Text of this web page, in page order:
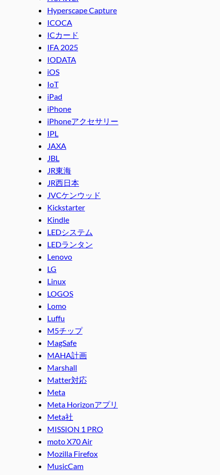
Hyperscape Capture
ICOCA
ICカード
IFA 2025
IODATA
iOS
IoT
iPad
iPhone
iPhoneアクセサリー
IPL
JAXA
JBL
JR東海
JR西日本
JVCケンウッド
Kickstarter
Kindle
LEDシステム
LEDランタン
Lenovo
LG
Linux
LOGOS
Lomo
Luffu
M5チップ
MagSafe
MAHA計画
Marshall
Matter対応
Meta
Meta Horizonアプリ
Meta社
MISSION 1 PRO
moto X70 Air
Mozilla Firefox
MusicCam